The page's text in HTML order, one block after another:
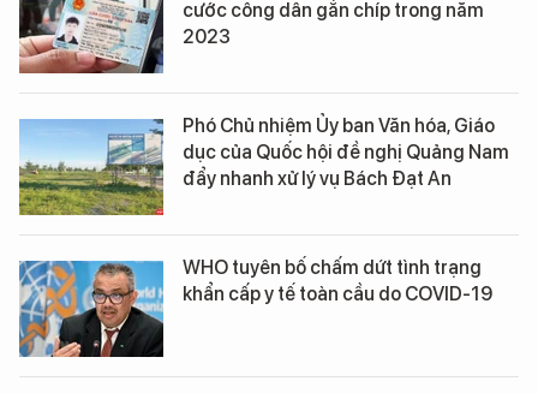
cước công dân gắn chíp trong năm
2023
Phó Chủ nhiệm Ủy ban Văn hóa, Giáo
dục của Quốc hội đề nghị Quảng Nam
đẩy nhanh xử lý vụ Bách Đạt An
WHO tuyên bố chấm dứt tình trạng
khẩn cấp y tế toàn cầu do COVID-19